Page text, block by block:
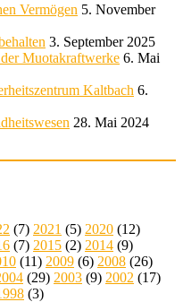
Vermögen 5. November
3. September 2025
Muotakraftwerke 6. Mai
Kaltbach 6.
28. Mai 2024
(7) 2021 (5) 2020 (12)
(7) 2015 (2) 2014 (9)
(11) 2009 (6) 2008 (26)
(29) 2003 (9) 2002 (17)
(3)